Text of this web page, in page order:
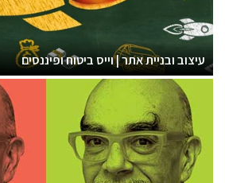
עיצוב ובניית אתר | וייס ביטוח ופיננסים